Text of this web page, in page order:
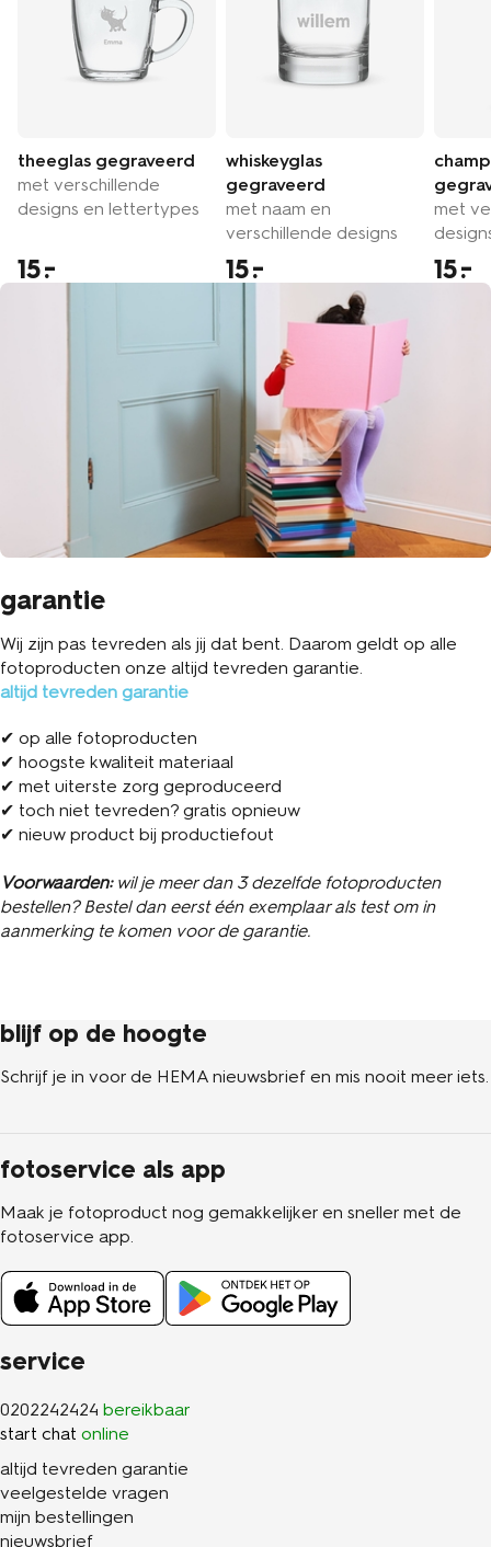
theeglas gegraveerd
met verschillende
designs en lettertypes
15
whiskeyglas
gegraveerd
met naam en
verschillende designs
15
met
15
garantie
Wij zijn pas tevreden als jij dat bent. Daarom geldt op alle
fotoproducten onze altijd tevreden garantie.
altijd tevreden garantie
✔ op alle fotoproducten
✔ hoogste kwaliteit materiaal
✔ met uiterste zorg geproduceerd
✔ toch niet tevreden? gratis opnieuw
✔ nieuw product bij productiefout
Voorwaarden: wil je meer dan 3 dezelfde fotoproducten
bestellen? Bestel dan eerst één exemplaar als test om in
aanmerking te komen voor de garantie.
service
0202242424 bereikbaar
start chat online
altijd tevreden garantie
veelgestelde vragen
mijn bestellingen
nieuwsbrief
blijf op de hoogte
Schrijf je in voor de HEMA nieuwsbrief en mis nooit meer iets.
fotoservice als app
Maak je fotoproduct nog gemakkelijker en sneller met de
fotoservice app.